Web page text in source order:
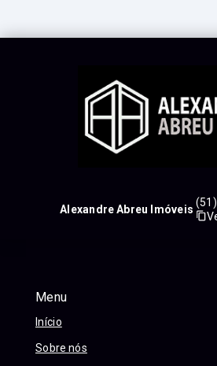
Menu
Início
Sobre nós
Alexandre Abreu Imóveis